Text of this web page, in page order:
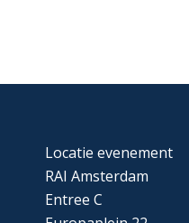
Locatie evenement
RAI Amsterdam
Entree C